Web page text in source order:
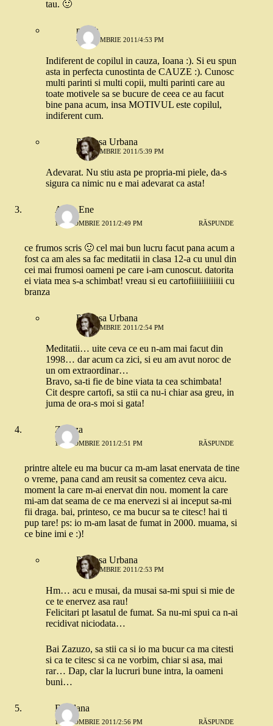
tau. 🙂
nusch
4 OCTOMBRIE 2011/4:53 PM
Indiferent de copilul in cauza, Ioana :). Si eu spun
asta in perfecta cunostinta de CAUZE :). Cunosc
multi parinti si multi copii, multi parinti care au
toate motivele sa se bucure de ceea ce au facut
bine pana acum, insa MOTIVUL este copilul,
indiferent cum.
Printesa Urbana
5 OCTOMBRIE 2011/5:39 PM
Adevarat. Nu stiu asta pe propria-mi piele, da-s
sigura ca nimic nu e mai adevarat ca asta!
Alina Ene
1 OCTOMBRIE 2011/2:49 PM RĂSPUNDE
ce frumos scris 🙂 cel mai bun lucru facut pana acum a
fost ca am ales sa fac meditatii in clasa 12-a cu unul din
cei mai frumosi oameni pe care i-am cunoscut. datorita
ei viata mea s-a schimbat! vreau si eu cartofiiiiiiiiiiiii cu
branza
Printesa Urbana
1 OCTOMBRIE 2011/2:54 PM
Meditatii… uite ceva ce eu n-am mai facut din
1998… dar acum ca zici, si eu am avut noroc de
un om extraordinar…
Bravo, sa-ti fie de bine viata ta cea schimbata!
Cit despre cartofi, sa stii ca nu-i chiar asa greu, in
juma de ora-s moi si gata!
Zazuza
1 OCTOMBRIE 2011/2:51 PM RĂSPUNDE
printre altele eu ma bucur ca m-am lasat enervata de tine
o vreme, pana cand am reusit sa comentez ceva aicu.
moment la care m-ai enervat din nou. moment la care
mi-am dat seama de ce ma enervezi si ai inceput sa-mi
fii draga. bai, printeso, ce ma bucur sa te citesc! hai ti
pup tare! ps: io m-am lasat de fumat in 2000. muama, si
ce bine imi e :)!
Printesa Urbana
1 OCTOMBRIE 2011/2:53 PM
Hm… acu e musai, da musai sa-mi spui si mie de
ce te enervez asa rau!
Felicitari pt lasatul de fumat. Sa nu-mi spui ca n-ai
recidivat niciodata…
Bai Zazuzo, sa stii ca si io ma bucur ca ma citesti
si ca te citesc si ca ne vorbim, chiar si asa, mai
rar… Dap, clar la lucruri bune intra, la oameni
buni…
Bogdana
1 OCTOMBRIE 2011/2:56 PM RĂSPUNDE